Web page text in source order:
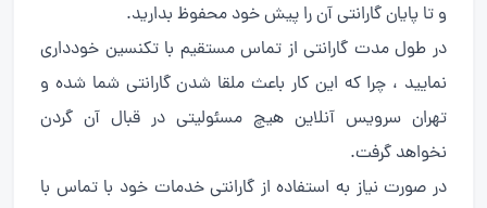
و تا پایان گارانتی آن را پیش خود محفوظ بدارید.
در طول مدت گارانتی از تماس مستقیم با تکنسین خودداری
نمایید ، چرا که این کار باعث ملقا شدن گارانتی شما شده و
تهران سرویس آنلاین هیچ مسئولیتی در قبال آن گردن
نخواهد گرفت.
در صورت نیاز به استفاده از گارانتی خدمات خود با تماس با